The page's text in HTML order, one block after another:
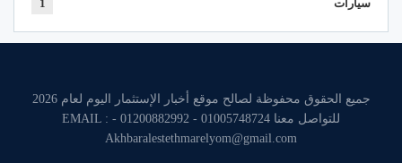
سيارات 1
جميع الحقوق محفوظة لصالح موقع أخبار الإستثمار اليوم لعام 2026
للتواصل معنا 01005748724 - 01200882992 - EMAIL :
Akhbaralestethmarelyom@gmail.com